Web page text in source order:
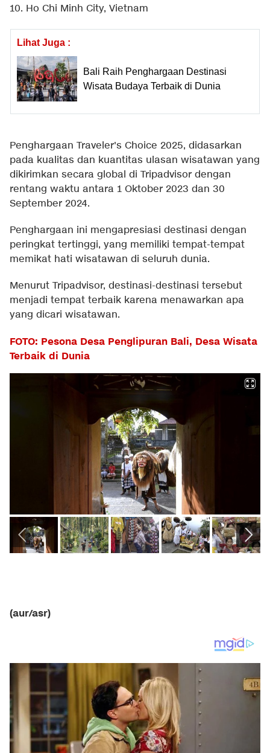
10. Ho Chi Minh City, Vietnam
Lihat Juga :
Bali Raih Penghargaan Destinasi
Wisata Budaya Terbaik di Dunia
Penghargaan Traveler's Choice 2025, didasarkan
pada kualitas dan kuantitas ulasan wisatawan yang
dikirimkan secara global di Tripadvisor dengan
rentang waktu antara 1 Oktober 2023 dan 30
September 2024.
Penghargaan ini mengapresiasi destinasi dengan
peringkat tertinggi, yang memiliki tempat-tempat
memikat hati wisatawan di seluruh dunia.
Menurut Tripadvisor, destinasi-destinasi tersebut
menjadi tempat terbaik karena menawarkan apa
yang dicari wisatawan.
FOTO: Pesona Desa Penglipuran Bali, Desa Wisata
Terbaik di Dunia
(aur/asr)